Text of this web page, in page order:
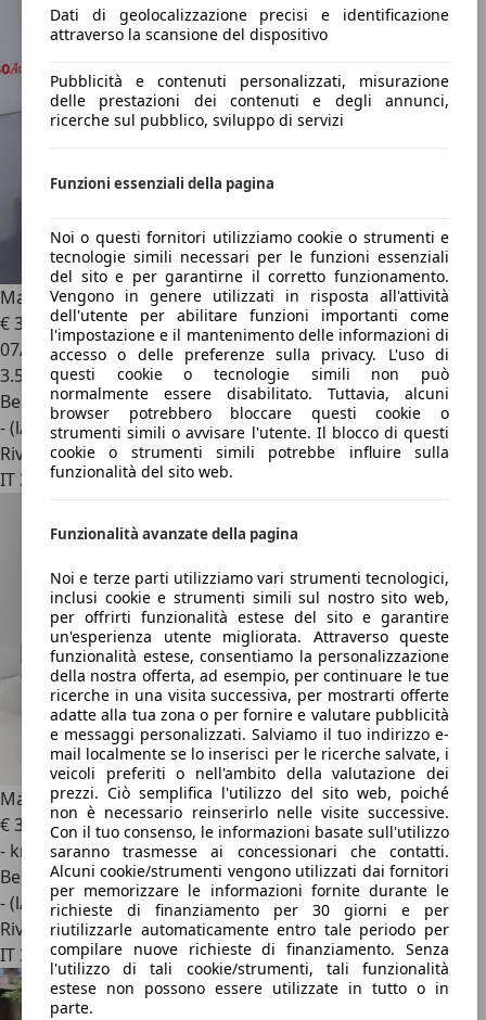
Dati di geolocalizzazione precisi e identificazione
attraverso la scansione del dispositivo
Pubblicità e contenuti personalizzati, misurazione
delle prestazioni dei contenuti e degli annunci,
ricerche sul pubblico, sviluppo di servizi
Funzioni essenziali della pagina
Noi o questi fornitori utilizziamo cookie o strumenti e
tecnologie simili necessari per le funzioni essenziali
del sito e per garantirne il corretto funzionamento.
Vengono in genere utilizzati in risposta all'attività
dell'utente per abilitare funzioni importanti come
l'impostazione e il mantenimento delle informazioni di
accesso o delle preferenze sulla privacy. L'uso di
questi cookie o tecnologie simili non può
normalmente essere disabilitato. Tuttavia, alcuni
browser potrebbero bloccare questi cookie o
strumenti simili o avvisare l'utente. Il blocco di questi
cookie o strumenti simili potrebbe influire sulla
funzionalità del sito web.
Funzionalità avanzate della pagina
Noi e terze parti utilizziamo vari strumenti tecnologici,
inclusi cookie e strumenti simili sul nostro sito web,
per offrirti funzionalità estese del sito e garantire
un'esperienza utente migliorata. Attraverso queste
funzionalità estese, consentiamo la personalizzazione
della nostra offerta, ad esempio, per continuare le tue
ricerche in una visita successiva, per mostrarti offerte
adatte alla tua zona o per fornire e valutare pubblicità
e messaggi personalizzati. Salviamo il tuo indirizzo e-
mail localmente se lo inserisci per le ricerche salvate, i
veicoli preferiti o nell'ambito della valutazione dei
prezzi. Ciò semplifica l'utilizzo del sito web, poiché
non è necessario reinserirlo nelle visite successive.
Con il tuo consenso, le informazioni basate sull'utilizzo
saranno trasmesse ai concessionari che contatti.
Alcuni cookie/strumenti vengono utilizzati dai fornitori
per memorizzare le informazioni fornite durante le
richieste di finanziamento per 30 giorni e per
riutilizzarle automaticamente entro tale periodo per
compilare nuove richieste di finanziamento. Senza
l'utilizzo di tali cookie/strumenti, tali funzionalità
estese non possono essere utilizzate in tutto o in
parte.
Mazda MX-5ST 1.5 SKYACTIV-G EXCLUSIVE LINE 132 HP
€ 31.5001
07/2025
3.500 km
Benzina
- (l/100 km)
Rivenditore
IT 33100
Mazda MX-5 1.5 homura driver assistance
€ 34.9001
- km
Benzina
- (l/100 km)
Rivenditore
IT 39100